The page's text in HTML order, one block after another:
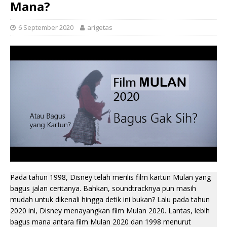
Mana?
6 September 2020 arigetas
Pada tahun 1998, Disney telah merilis film kartun Mulan yang
bagus jalan ceritanya. Bahkan, soundtracknya pun masih
mudah untuk dikenali hingga detik ini bukan? Lalu pada tahun
2020 ini, Disney menayangkan film Mulan 2020. Lantas, lebih
bagus mana antara film Mulan 2020 dan 1998 menurut